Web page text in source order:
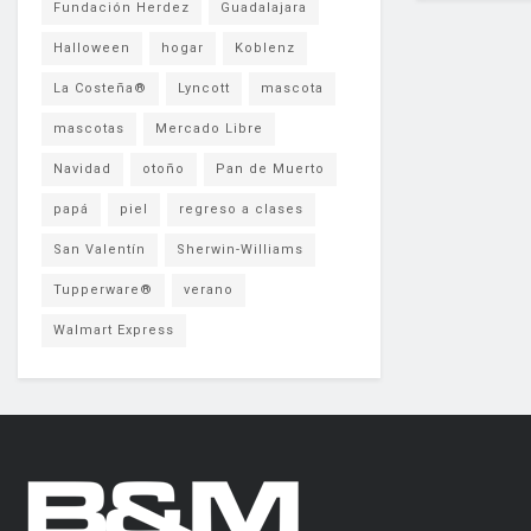
Fundación Herdez Guadalajara
Halloween hogar Koblenz
La Costeña® Lyncott mascota
mascotas Mercado Libre
Navidad otoño Pan de Muerto
papá piel regreso a clases
San Valentín Sherwin-Williams
Tupperware® verano
Walmart Express